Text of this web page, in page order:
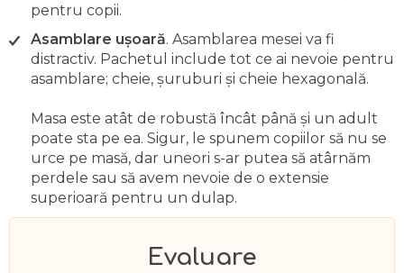
pentru copii.
Asamblare ușoară. Asamblarea mesei va fi
distractiv. Pachetul include tot ce ai nevoie pentru
asamblare; cheie, șuruburi și cheie hexagonală.
Masa este atât de robustă încât până și un adult
poate sta pe ea. Sigur, le spunem copiilor să nu se
urce pe masă, dar uneori s-ar putea să atârnăm
perdele sau să avem nevoie de o extensie
superioară pentru un dulap.